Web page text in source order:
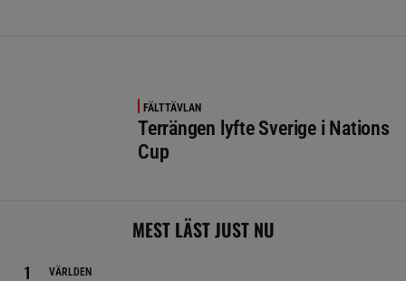
FÄLTTÄVLAN
Terrängen lyfte Sverige i Nations
Cup
MEST LÄST JUST NU
VÄRLDEN